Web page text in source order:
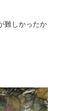
難しかったか